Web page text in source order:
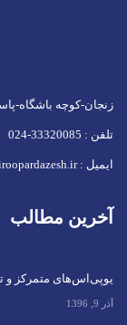
زنجان-کوچه باشگاه-
تلفن : 33320085-024
ایمیل : info@niroopardazesh.ir
آخرین مطالب
یوپی‌اس‌های متمرکز و
آذر 9, 1396